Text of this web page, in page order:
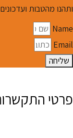
ותהנו מהטבות
Name
Email
שליחה
פרטי